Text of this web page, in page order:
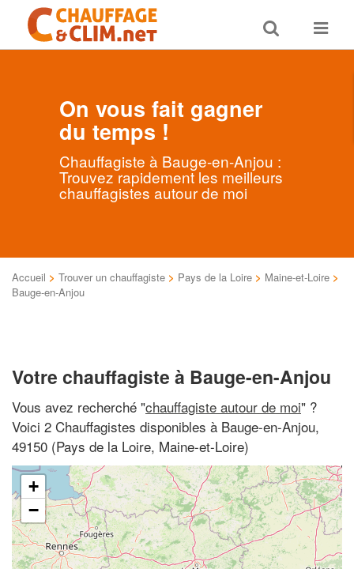
Toggle
search
Toggle
On vous fait gagner
du temps !
Chauffagiste à Bauge-en-Anjou :
Trouvez rapidement les meilleurs
chauffagistes autour de moi
Accueil > Trouver un chauffagiste > Pays de la Loire > Maine-et-Loire >
Bauge-en-Anjou
Votre chauffagiste à Bauge-en-Anjou
Vous avez recherché "chauffagiste autour de moi" ?
Voici 2 Chauffagistes disponibles à Bauge-en-Anjou,
49150 (Pays de la Loire, Maine-et-Loire)
+
−